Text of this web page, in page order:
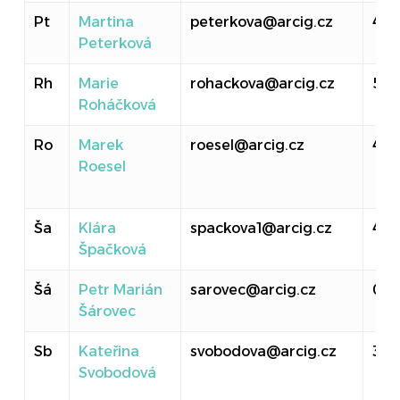
Pt
Martina
Peterková
peterkova@arcig.cz
Rh
Marie
Roháčková
rohackova@arcig.cz 516
Ro
Marek
Roesel
roesel@arcig.cz 414
Ša
Klára
Špačková
spackova1@arcig.cz 410
Šá
Petr Marián
Šárovec
sarovec@arcig.cz 011
Sb
Kateřina
Svobodová
svobodova@arcig.cz